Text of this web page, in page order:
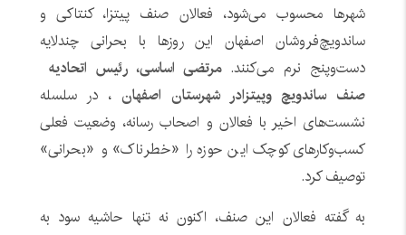
شهرها محسوب می‌شود، فعالان صنف پیتزا، کنتاکی و
ساندویچ‌فروشان اصفهان این روزها با بحرانی چندلایه
دست‌وپنج نرم می‌کنند. مرتضی اساسی، رئیس اتحادیه
صنف ساندویچ وپیتزادر شهرستان اصفهان ، در سلسله
نشست‌های اخیر با فعالان و اصحاب رسانه، وضعیت فعلی
کسب‌وکارهای کوچک این حوزه را «خطرناک» و «بحرانی»
توصیف کرد.
به گفته فعالان این صنف، اکنون نه تنها حاشیه سود به